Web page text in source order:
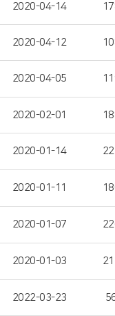
2020-04-14
2020-04-12
2020-04-05
2020-02-01
2020-01-14
2020-01-11
2020-01-07
2020-01-03
2022-03-23